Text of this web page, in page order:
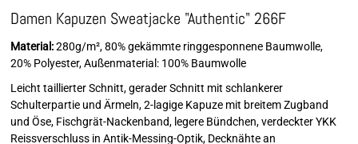
Damen Kapuzen Sweatjacke "Authentic" 266F
Material:280g/m², 80% gekämmte ringgesponnene Baumwolle,
20% Polyester, Außenmaterial: 100% Baumwolle
Leicht taillierter Schnitt, gerader Schnitt mit schlankerer
Schulterpartie und Ärmeln, 2-lagige Kapuze mit breitem Zugband
und Öse, Fischgrät-Nackenband, legere Bündchen, verdeckter YKK
Reissverschluss in Antik-Messing-Optik, Decknähte an